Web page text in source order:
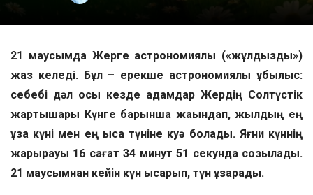
21 маусымда Жерге астрономиялық («жұлдызды»)
жаз келеді. Бұл – ерекше астрономиялық құбылыс:
себебі дәл осы кезде адамдар Жердің Солтүстік
жартышары Күнге барынша жақындап, жылдың ең
ұзақ күні мен ең қысқа түніне куә болады. Яғни күннің
жарқырауы 16 сағат 34 минут 51 секундқа созылады.
21 маусымнан кейін күн қысқарып, түн ұзарады.